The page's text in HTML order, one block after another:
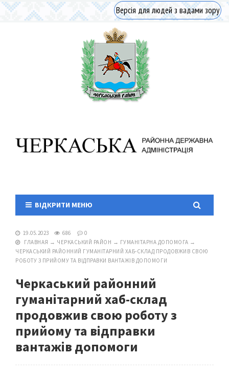
Версія для людей з вадами зору
ВІДКРИТИ МЕНЮ
19.05.2023 686
0
ГЛАВНАЯ → ЧЕРКАСЬКИЙ РАЙОН → ГУМАНІТАРНА ДОПОМОГА →
ЧЕРКАСЬКИЙ РАЙОННИЙ ГУМАНІТАРНИЙ ХАБ-СКЛАД ПРОДОВЖИВ СВОЮ
РОБОТУ З ПРИЙОМУ ТА ВІДПРАВКИ ВАНТАЖІВ ДОПОМОГИ
Черкаський районний
гуманітарний хаб-склад
продовжив свою роботу з
прийому та відправки
вантажів допомоги